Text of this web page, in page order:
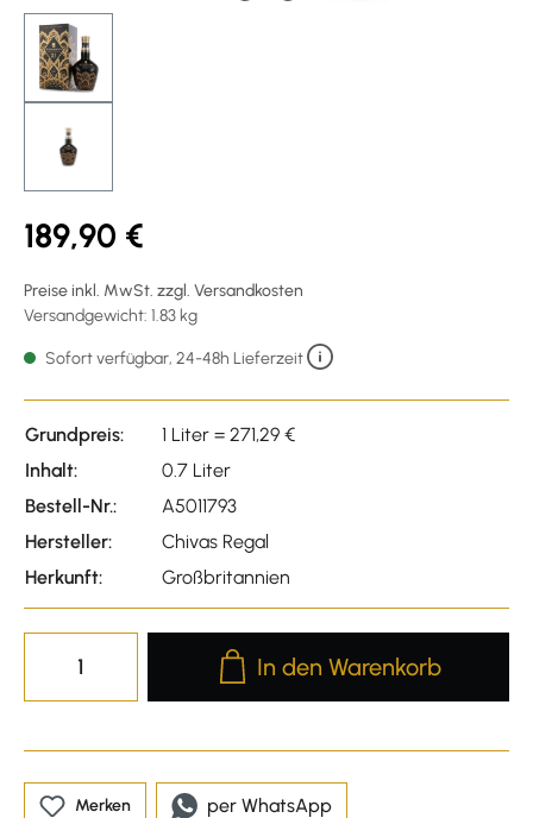
189,90 €
Preise inkl. MwSt. zzgl. Versandkosten
Versandgewicht: 1.83 kg
Sofort verfügbar, 24-48h Lieferzeit
Grundpreis:
1 Liter = 271,29 €
Inhalt:
0.7 Liter
Bestell-Nr.:
A5011793
Hersteller:
Chivas Regal
Herkunft:
Großbritannien
Produkt Anzahl: Gib den
In den Warenkorb
Merken per WhatsApp